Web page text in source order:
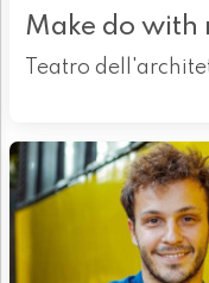
Make do with
Teatro